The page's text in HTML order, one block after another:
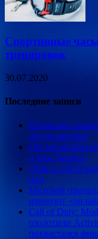
Спортивные
тренировок
30.07.2020
Последние записи
Плющенко
об одолжении
Организаторы
и Роя Джонса
«Как в
при
Microsoft
именуют
Call of Duty:
озолотили
похвастался